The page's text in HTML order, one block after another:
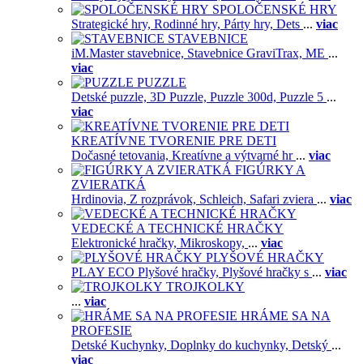
SPOLOČENSKÉ HRY
Strategické hry, Rodinné hry, Párty hry, Dets ... viac
STAVEBNICE
iM.Master stavebnice, Stavebnice GraviTrax, ME ...
viac
PUZZLE
Detské puzzle, 3D Puzzle, Puzzle 300d, Puzzle 5 ...
viac
KREATÍVNE TVORENIE PRE DETI
Dočasné tetovania, Kreatívne a výtvarné hr ... viac
FIGÚRKY A
ZVIERATKÁ
Hrdinovia, Z rozprávok, Schleich, Safari zviera ... viac
VEDECKÉ A TECHNICKÉ HRAČKY
Elektronické hračky, Mikroskopy, ... viac
PLYŠOVÉ HRAČKY
PLAY ECO Plyšové hračky, Plyšové hračky s ... viac
TROJKOLKY
... viac
HRÁME SA NA
PROFESIE
Detské Kuchynky, Doplnky do kuchynky, Detský ...
viac